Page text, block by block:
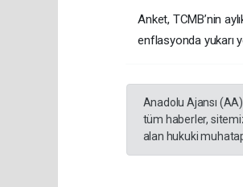
Anket, TCMB’nin
enflasyonda yukarı
Anadolu Ajansı
tüm haberler,
alan hukuki